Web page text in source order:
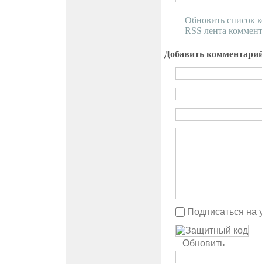
Обновить список
RSS лента
Добавить
Подписаться на
Обновить